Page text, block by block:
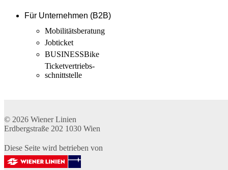
Für Unternehmen (B2B)
Mobilitäts­beratung
Jobticket
BUSINESSBike
Ticketvertriebs­
schnittstelle
© 2026 Wiener Linien
Erdbergstraße 202 1030 Wien
Diese Seite wird betrieben von